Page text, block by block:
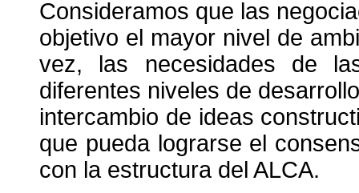
Consideramos que las
objetivo el mayor nivel de
vez, las necesidades de
diferentes niveles de
intercambio de ideas
que pueda lograrse el
con la estructura del ALCA.